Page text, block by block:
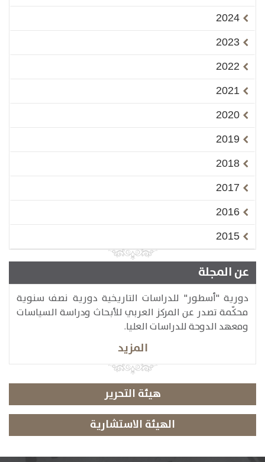
2024
2023
2022
2021
2020
2019
2018
2017
2016
2015
عن المجلة
دورية "أسطور" للدراسات التاريخية دورية نصف سنوية
محكّمة تصدر عن المركز العربي للأبحاث ودراسة السياسات
ومعهد الدوحة للدراسات العليا.
المزيد
هيئة التحرير
الهيئة الاستشارية